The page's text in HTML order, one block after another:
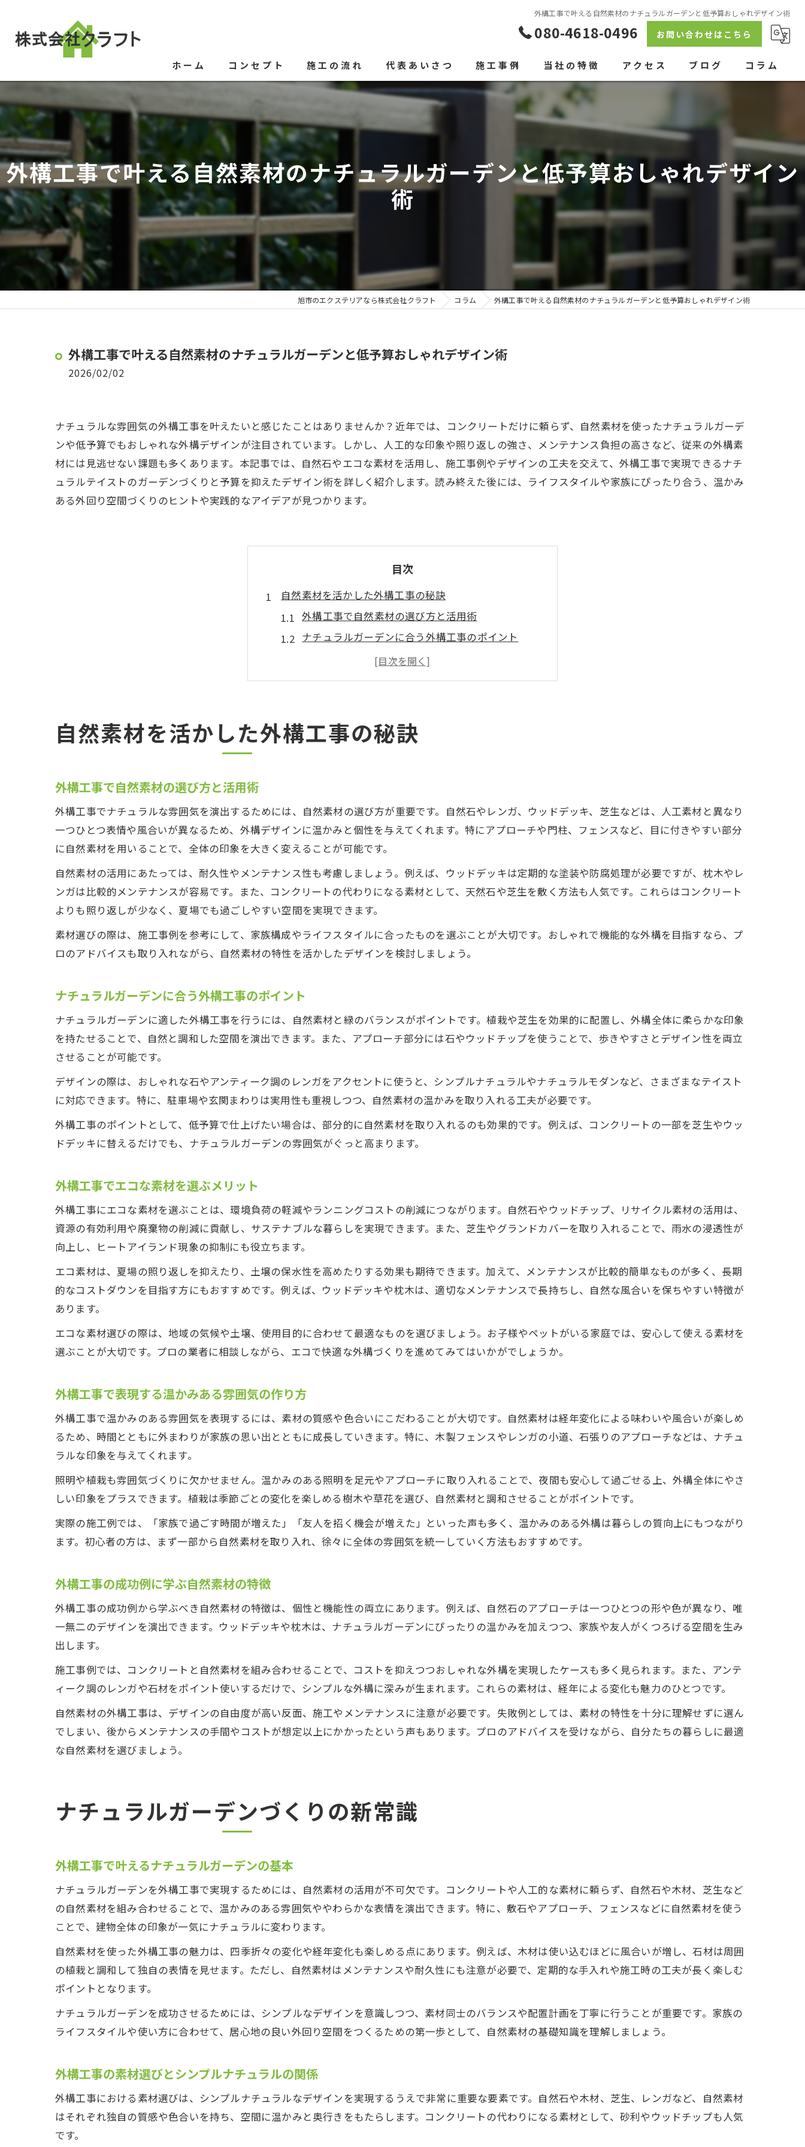
外構工事で叶える自然素材のナチュラルガーデンと低予算おしゃれデザイン術
080-4618-0496 お問い合わせはこちら
ホーム コンセプト 施工の流れ 代表あいさつ 施工事例 当社の特徴
駐車場
ブロック塀
人工芝
アプローチ
アクセス ブログ コラム
外構工事で叶える自然素材のナチュラルガーデンと低予算おしゃれデザイン
術
旭市のエクステリアなら株式会社クラフト コラム 外構工事で叶える自然素材のナチュラルガーデンと低予算おしゃれデザイン術
外構工事で叶える自然素材のナチュラルガーデンと低予算おしゃれデザイン術
2026/02/02
ナチュラルな雰囲気の外構工事を叶えたいと感じたことはありませんか？近年では、コンクリートだけに頼らず、自然素材を使ったナチュラルガーデ
ンや低予算でもおしゃれな外構デザインが注目されています。しかし、人工的な印象や照り返しの強さ、メンテナンス負担の高さなど、従来の外構素
材には見逃せない課題も多くあります。本記事では、自然石やエコな素材を活用し、施工事例やデザインの工夫を交えて、外構工事で実現できるナチ
ュラルテイストのガーデンづくりと予算を抑えたデザイン術を詳しく紹介します。読み終えた後には、ライフスタイルや家族にぴったり合う、温かみ
ある外回り空間づくりのヒントや実践的なアイデアが見つかります。
目次
自然素材を活かした外構工事の秘訣
外構工事で自然素材の選び方と活用術
ナチュラルガーデンに合う外構工事のポイント
外構工事でエコな素材を選ぶメリット
外構工事で表現する温かみある雰囲気の作り方
ナチュラルガーデンづくりの新常識
外構工事で叶えるナチュラルガーデンの基本
ナチュラルガーデンのための外構工事事例集
外構工事で自然石や木材の良さを引き出すコツ
外構工事で叶う温かみのある空間演出
外構工事と自然素材でつくる温かみ空間の演出法
外構工事の工夫で暮らしに馴染む庭を作るコツ
外構工事に合うナチュラルガーデンデザインの提案
外構工事で家族が集う心地よい空間づくり
外構工事で低予算でも温かみを出す方法
外構工事で選ぶべきシンプルナチュラル素材とは
外構工事で人気の自然素材の使い方を解説
外構工事のポイントは素材選びとバランス感覚
外構工事で安い素材を活かしたデザイン術
コンクリート以外のアプローチ施工術
外構工事でコンクリート以外の素材選択術
外構工事で映えるナチュラルアプローチの作り方
外構工事で透水性や防草効果を高める素材活用
自然石や木材でおしゃれな庭を実現
外構工事で自然石を使ったおしゃれな庭づくり
外構工事で木材の温もりを活かすデザイン術
外構工事で映える石の使い方とコツを紹介
外構工事で簡単にできるアンティーク風ガーデン
自然素材を活かした外構工事の秘訣
外構工事で自然素材の選び方と活用術
外構工事でナチュラルな雰囲気を演出するためには、自然素材の選び方が重要です。自然石やレンガ、ウッドデッキ、芝生などは、人工素材と異なり
一つひとつ表情や風合いが異なるため、外構デザインに温かみと個性を与えてくれます。特にアプローチや門柱、フェンスなど、目に付きやすい部分
に自然素材を用いることで、全体の印象を大きく変えることが可能です。
自然素材の活用にあたっては、耐久性やメンテナンス性も考慮しましょう。例えば、ウッドデッキは定期的な塗装や防腐処理が必要ですが、枕木やレ
ンガは比較的メンテナンスが容易です。また、コンクリートの代わりになる素材として、天然石や芝生を敷く方法も人気です。これらはコンクリート
よりも照り返しが少なく、夏場でも過ごしやすい空間を実現できます。
素材選びの際は、施工事例を参考にして、家族構成やライフスタイルに合ったものを選ぶことが大切です。おしゃれで機能的な外構を目指すなら、プ
ロのアドバイスも取り入れながら、自然素材の特性を活かしたデザインを検討しましょう。
ナチュラルガーデンに合う外構工事のポイント
ナチュラルガーデンに適した外構工事を行うには、自然素材と緑のバランスがポイントです。植栽や芝生を効果的に配置し、外構全体に柔らかな印象
を持たせることで、自然と調和した空間を演出できます。また、アプローチ部分には石やウッドチップを使うことで、歩きやすさとデザイン性を両立
させることが可能です。
デザインの際は、おしゃれな石やアンティーク調のレンガをアクセントに使うと、シンプルナチュラルやナチュラルモダンなど、さまざまなテイスト
に対応できます。特に、駐車場や玄関まわりは実用性も重視しつつ、自然素材の温かみを取り入れる工夫が必要です。
外構工事のポイントとして、低予算で仕上げたい場合は、部分的に自然素材を取り入れるのも効果的です。例えば、コンクリートの一部を芝生やウッ
ドデッキに替えるだけでも、ナチュラルガーデンの雰囲気がぐっと高まります。
外構工事でエコな素材を選ぶメリット
外構工事にエコな素材を選ぶことは、環境負荷の軽減やランニングコストの削減につながります。自然石やウッドチップ、リサイクル素材の活用は、
資源の有効利用や廃棄物の削減に貢献し、サステナブルな暮らしを実現できます。また、芝生やグランドカバーを取り入れることで、雨水の浸透性が
向上し、ヒートアイランド現象の抑制にも役立ちます。
エコ素材は、夏場の照り返しを抑えたり、土壌の保水性を高めたりする効果も期待できます。加えて、メンテナンスが比較的簡単なものが多く、長期
的なコストダウンを目指す方にもおすすめです。例えば、ウッドデッキや枕木は、適切なメンテナンスで長持ちし、自然な風合いを保ちやすい特徴が
あります。
エコな素材選びの際は、地域の気候や土壌、使用目的に合わせて最適なものを選びましょう。お子様やペットがいる家庭では、安心して使える素材を
選ぶことが大切です。プロの業者に相談しながら、エコで快適な外構づくりを進めてみてはいかがでしょうか。
外構工事で表現する温かみある雰囲気の作り方
外構工事で温かみのある雰囲気を表現するには、素材の質感や色合いにこだわることが大切です。自然素材は経年変化による味わいや風合いが楽しめ
るため、時間とともに外まわりが家族の思い出とともに成長していきます。特に、木製フェンスやレンガの小道、石張りのアプローチなどは、ナチュ
ラルな印象を与えてくれます。
照明や植栽も雰囲気づくりに欠かせません。温かみのある照明を足元やアプローチに取り入れることで、夜間も安心して過ごせる上、外構全体にやさ
しい印象をプラスできます。植栽は季節ごとの変化を楽しめる樹木や草花を選び、自然素材と調和させることがポイントです。
実際の施工例では、「家族で過ごす時間が増えた」「友人を招く機会が増えた」といった声も多く、温かみのある外構は暮らしの質向上にもつながり
ます。初心者の方は、まず一部から自然素材を取り入れ、徐々に全体の雰囲気を統一していく方法もおすすめです。
外構工事の成功例に学ぶ自然素材の特徴
外構工事の成功例から学ぶべき自然素材の特徴は、個性と機能性の両立にあります。例えば、自然石のアプローチは一つひとつの形や色が異なり、唯
一無二のデザインを演出できます。ウッドデッキや枕木は、ナチュラルガーデンにぴったりの温かみを加えつつ、家族や友人がくつろげる空間を生み
出します。
施工事例では、コンクリートと自然素材を組み合わせることで、コストを抑えつつおしゃれな外構を実現したケースも多く見られます。また、アンテ
ィーク調のレンガや石材をポイント使いするだけで、シンプルな外構に深みが生まれます。これらの素材は、経年による変化も魅力のひとつです。
自然素材の外構工事は、デザインの自由度が高い反面、施工やメンテナンスに注意が必要です。失敗例としては、素材の特性を十分に理解せずに選ん
でしまい、後からメンテナンスの手間やコストが想定以上にかかったという声もあります。プロのアドバイスを受けながら、自分たちの暮らしに最適
な自然素材を選びましょう。
ナチュラルガーデンづくりの新常識
外構工事で叶えるナチュラルガーデンの基本
ナチュラルガーデンを外構工事で実現するためには、自然素材の活用が不可欠です。コンクリートや人工的な素材に頼らず、自然石や木材、芝生など
の自然素材を組み合わせることで、温かみのある雰囲気ややわらかな表情を演出できます。特に、敷石やアプローチ、フェンスなどに自然素材を使う
ことで、建物全体の印象が一気にナチュラルに変わります。
自然素材を使った外構工事の魅力は、四季折々の変化や経年変化も楽しめる点にあります。例えば、木材は使い込むほどに風合いが増し、石材は周囲
の植栽と調和して独自の表情を見せます。ただし、自然素材はメンテナンスや耐久性にも注意が必要で、定期的な手入れや施工時の工夫が長く楽しむ
ポイントとなります。
ナチュラルガーデンを成功させるためには、シンプルなデザインを意識しつつ、素材同士のバランスや配置計画を丁寧に行うことが重要です。家族の
ライフスタイルや使い方に合わせて、居心地の良い外回り空間をつくるための第一歩として、自然素材の基礎知識を理解しましょう。
外構工事の素材選びとシンプルナチュラルの関係
外構工事における素材選びは、シンプルナチュラルなデザインを実現するうえで非常に重要な要素です。自然石や木材、芝生、レンガなど、自然素材
はそれぞれ独自の質感や色合いを持ち、空間に温かみと奥行きをもたらします。コンクリートの代わりになる素材として、砂利やウッドチップも人気
です。